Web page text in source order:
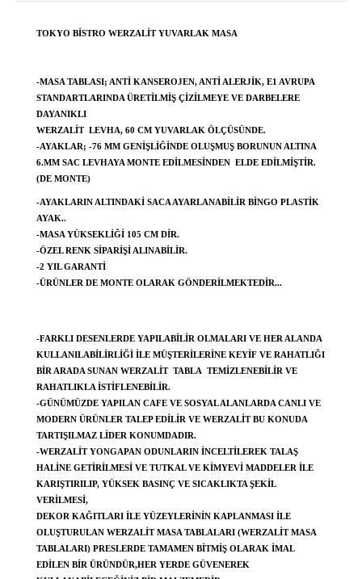
TOKYO BISTRO WERZALIT YUVARLAK MASA
-MASA TABLASI; ANTI KANSEROJEN, ANTI ALERJIK, E1 AVRUPA
STANDARTLARINDA ÜRETILMIŞ ÇIZILMEYE VE DARBELERE
DAYANIKLI
WERZALIT LEVHA, 60 CM YUVARLAK ÖLÇÜSÜNDE.
-AYAKLAR; -76 MM GENIŞLIĞINDE OLUŞMUŞ BORUNUN ALTINA
6.MM SAC LEVHAYA MONTE EDILMESINDEN ELDE EDILMIŞTIR.
(DE MONTE)
-AYAKLARIN ALTINDAKI SACA AYARLANABILIR BINGO PLASTIK
AYAK..
-MASA YÜKSEKLIĞI 105 CM DIR.
-ÖZEL RENK SIPARIŞI ALINABILIR.
-2 YIL GARANTI
-ÜRÜNLER DE MONTE OLARAK GÖNDERILMEKTEDIR...
-FARKLI DESENLERDE YAPILABILIR OLMALARI VE HER ALANDA
KULLANILABILIRLIĞI ILE MÜŞTERILERINE KEYIF VE RAHATLIĞI
BIR ARADA SUNAN WERZALIT TABLA TEMIZLENEBILIR VE
RAHATLIKLA ISTIFLENEBILIR.
-GÜNÜMÜZDE YAPILAN CAFE VE SOSYAL ALANLARDA CANLI VE
MODERN ÜRÜNLER TALEP EDILIR VE WERZALIT BU KONUDA
TARTIŞILMAZ LIDER KONUMDADIR.
-WERZALIT YONGAPAN ODUNLARIN INCELTILEREK TALAŞ
HALINE GETIRILMESI VE TUTKAL VE KIMYEVI MADDELER ILE
KARIŞTIRILIP, YÜKSEK BASINÇ VE SICAKLIKTA ŞEKIL
VERILMESI,
DEKOR KAĞITLARI ILE YÜZEYLERININ KAPLANMASI ILE
OLUŞTURULAN WERZALIT MASA TABLALARI (WERZALIT MASA
TABLALARI) PRESLERDE TAMAMEN BITMIŞ OLARAK IMAL
EDILEN BIR ÜRÜNDÜR,HER YERDE GÜVENEREK